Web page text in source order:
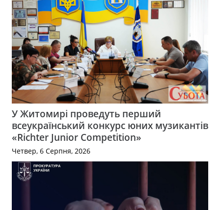
У Житомирі проведуть перший
всеукраїнський конкурс юних музикантів
«Richter Junior Competition»
Четвер, 6 Серпня, 2026